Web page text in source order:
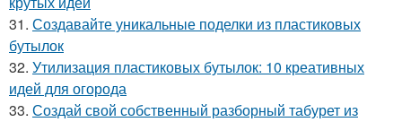
31. Создавайте уникальные поделки из пластиковых
бутылок
32. Утилизация пластиковых бутылок: 10 креативных
идей для огорода
33. Создай свой собственный разборный табурет из